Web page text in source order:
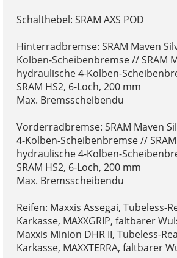
Schalthebel: SRAM AXS POD
Hinterradbremse: SRAM Maven
Kolben-Scheibenbremse // SRAM
hydraulische 4-Kolben-
SRAM HS2, 6-Loch, 200 mm
Max. Bremsscheibendu
Vorderradbremse: SRAM Maven
4-Kolben-Scheibenbremse //
hydraulische 4-Kolben-
SRAM HS2, 6-Loch, 200 mm
Max. Bremsscheibendu
Reifen: Maxxis Assegai, Tubeless-
Karkasse, MAXXGRIP, faltbarer
Maxxis Minion DHR II, Tubeless-
Karkasse, MAXXTERRA, faltbarer